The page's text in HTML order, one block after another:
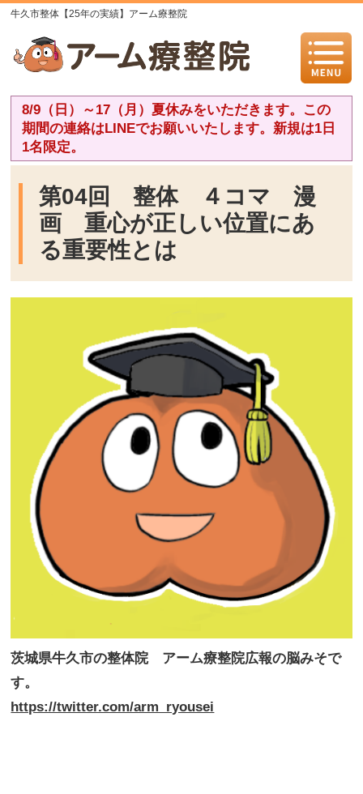
牛久市整体【25年の実績】アーム療整院
8/9（日）～17（月）夏休みをいただきます。この
期間の連絡はLINEでお願いいたします。新規は1日
1名限定。
第04回 整体 ４コマ 漫
画 重心が正しい位置にあ
る重要性とは
茨城県牛久市の整体院 アーム療整院広報の脳みそで
す。
https://twitter.com/arm_ryousei